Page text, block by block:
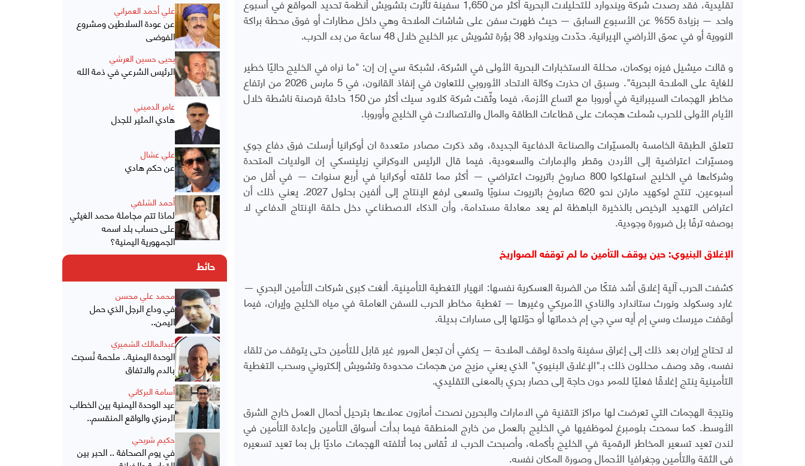
واحد — بزيادة 55% عن الأسبوع السابق — حيث ظهرت سفن على شاشات الملاحة وهي داخل مطارات أو فوق محطة براكة
النووية أو في عمق الأراضي الإيرانية. حدّدت ويندوارد 38 بؤرة تشويش عبر الخليج خلال 48 ساعة من بدء الحرب.
و قالت ميشيل فيزه بوكمان، محللة الاستخبارات البحرية الأولى في الشركة، لشبكة سي إن إن: "ما نراه في الخليج حاليًا خطير
للغاية على الملاحة البحرية". وسبق ان حذرت وكالة الاتحاد الأوروبي للتعاون في إنفاذ القانون، في 5 مارس 2026 من ارتفاع
مخاطر الهجمات السيبرانية في أوروبا مع اتساع الأزمة، فيما وثّقت شركة كلاود سيك أكثر من 150 حادثة قرصنة ناشطة خلال
الأيام الأولى للحرب شملت هجمات على قطاعات الطاقة والمال والاتصالات في الخليج وأوروبا.
تتعلق الطبقة الخامسة بالمسيّرات والصناعة الدفاعية الجديدة، وقد ذكرت مصادر متعددة ان أوكرانيا أرسلت فرق دفاع جوي
ومسيّرات اعتراضية إلى الأردن وقطر والإمارات والسعودية، فيما قال الرئيس الاوكراني زيلينسكي إن الولايات المتحدة
وشركاءها في الخليج استهلكوا 800 صاروخ باتريوت اعتراضي — أكثر مما تلقته أوكرانيا في أربع سنوات — في أقل من
أسبوعين. تنتج لوكهيد مارتن نحو 620 صاروخ باتريوت سنويًا وتسعى لرفع الإنتاج إلى ألفين بحلول 2027. يعني ذلك أن
اعتراض التهديد الرخيص بالذخيرة الباهظة لم يعد معادلة مستدامة، وأن الذكاء الاصطناعي دخل حلقة الإنتاج الدفاعي لا
بوصفه ترفًا بل ضرورة وجودية.
الإغلاق البنيوي: حين يوقف التأمين ما لم توقفه الصواريخ
كشفت الحرب آلية إغلاق أشد فتكًا من الضربة العسكرية نفسها: انهيار التغطية التأمينية. ألغت كبرى شركات التأمين البحري —
غارد وسكولد ونورث ستاندارد والنادي الأمريكي وغيرها — تغطية مخاطر الحرب للسفن العاملة في مياه الخليج وإيران، فيما
أوقفت ميرسك وسي إم أيه سي جي إم خدماتها أو حوّلتها إلى مسارات بديلة.
لا تحتاج إيران بعد ذلك إلى إغراق سفينة واحدة لوقف الملاحة — يكفي أن تجعل المرور غير قابل للتأمين حتى يتوقف من تلقاء
نفسه، وقد وصف محللون ذلك بـ"الإغلاق البنيوي" الذي يعني مزيج من هجمات محدودة وتشويش إلكتروني وسحب التغطية
التأمينية ينتج إغلاقًا فعليًا للممر دون حاجة إلى حصار بحري بالمعنى التقليدي.
ونتيجة الهجمات التي تعرضت لها مراكز التقنية في الامارات والبحرين نصحت أمازون عملاءها بترحيل أحمال العمل خارج الشرق
الأوسط. كما سمحت بلومبرغ لموظفيها في الخليج بالعمل من خارج المنطقة فيما بدأت أسواق التأمين وإعادة التأمين في
لندن تعيد تسعير المخاطر الرقمية في الخليج بأكمله، وأصبحت الحرب لا تُقاس بما أتلفته الهجمات ماديًا بل بما تعيد تسعيره
في الثقة والتأمين وجغرافيا الأحمال وصورة المكان نفسه.
علي أحمد العمراني
عن عودة السلاطين ومشروع
الفوضى
يحيى حسين العرشي
الرئيس الشرعي في ذمة الله
عامر الدميني
هادي المثير للجدل
علي عشال
عن حكم هادي
أحمد الشلفي
لماذا تتم مجاملة محمد الغيثي
على حساب بلد اسمه
الجمهورية اليمنية؟
حائط
محمد علي محسن
في وداع الرجل الذي حمل
اليمن..
عبدالمالك الشميري
الوحدة اليمنية.. ملحمة نُسجت
بالدم والاتفاق
أسامة البركاني
عيد الوحدة اليمنية بين الخطاب
الرمزي والواقع المنقسم..
حكيم شريحي
في يوم الصحافة .. الحبر بين